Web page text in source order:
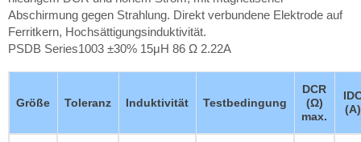
Abschirmung gegen Strahlung. Direkt verbundene Elektrode auf
Ferritkern, Hochsättigungsinduktivität.
PSDB Series1003 ±30% 15μH 86 Ω 2.22A
Größe Toleranz Induktivität Testbedingung
DCR
(Ω)
max.
(A)